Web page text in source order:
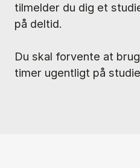
tilmelder du dig et
på deltid.
Du skal forvente at
timer ugentligt på